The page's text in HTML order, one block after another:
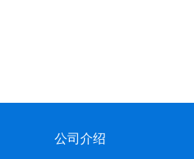
公司介绍